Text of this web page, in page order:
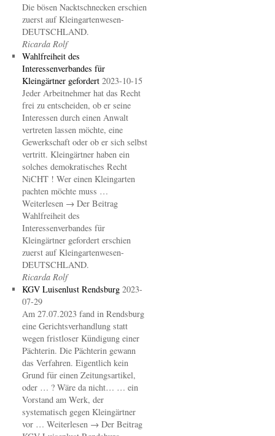
Die bösen Nacktschnecken erschien
zuerst auf Kleingartenwesen-
DEUTSCHLAND.
Ricarda Rolf
Wahlfreiheit des
Interessenverbandes für
Kleingärtner gefordert 2023-10-15
Jeder Arbeitnehmer hat das Recht
frei zu entscheiden, ob er seine
Interessen durch einen Anwalt
vertreten lassen möchte, eine
Gewerkschaft oder ob er sich selbst
vertritt. Kleingärtner haben ein
solches demokratisches Recht
NiCHT ! Wer einen Kleingarten
pachten möchte muss …
Weiterlesen → Der Beitrag
Wahlfreiheit des
Interessenverbandes für
Kleingärtner gefordert erschien
zuerst auf Kleingartenwesen-
DEUTSCHLAND.
Ricarda Rolf
KGV Luisenlust Rendsburg 2023-
07-29
Am 27.07.2023 fand in Rendsburg
eine Gerichtsverhandlung statt
wegen fristloser Kündigung einer
Pächterin. Die Pächterin gewann
das Verfahren. Eigentlich kein
Grund für einen Zeitungsartikel,
oder … ? Wäre da nicht… … ein
Vorstand am Werk, der
systematisch gegen Kleingärtner
vor … Weiterlesen → Der Beitrag